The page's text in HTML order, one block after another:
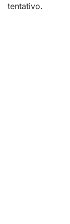
tentativo.